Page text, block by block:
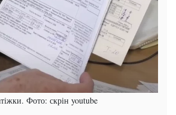
Фото: скрін youtube